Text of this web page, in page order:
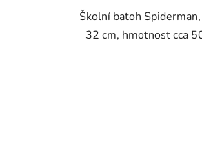
Školní batoh
32 cm, hmotnost cca